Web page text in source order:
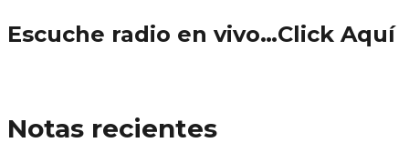
Escuche radio en vivo…Click Aquí
Notas recientes